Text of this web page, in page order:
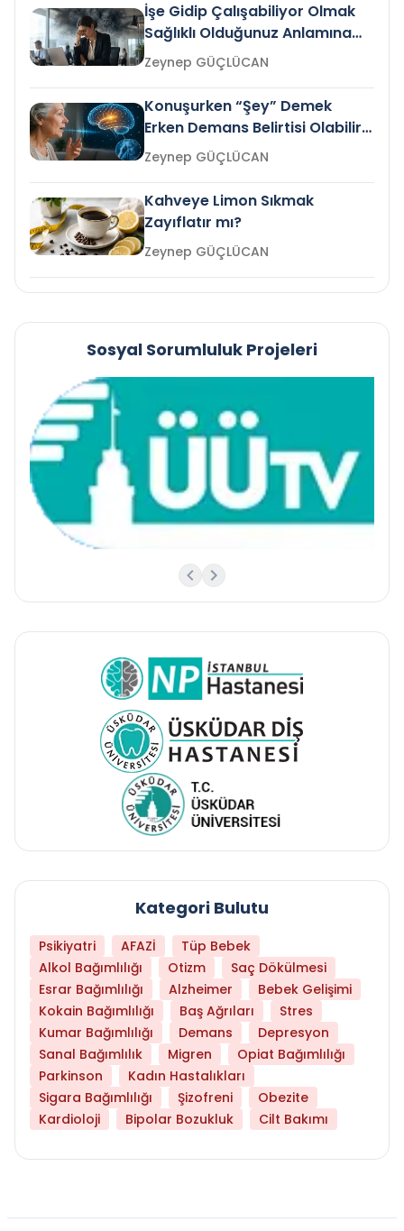
İşe Gidip Çalışabiliyor Olmak
Sağlıklı Olduğunuz Anlamına
Gelir mi?Zeynep GÜÇLÜCAN
Konuşurken “Şey” Demek
Erken Demans Belirtisi Olabilir
mi?
Zeynep GÜÇLÜCAN
Kahveye Limon Sıkmak
Zayıflatır mı?
Zeynep GÜÇLÜCAN
Sosyal Sorumluluk Projeleri
Kategori Bulutu
Psikiyatri AFAZİ
Tüp Bebek
Alkol Bağımlılığı
Otizm
Saç Dökülmesi
Esrar Bağımlılığı
Alzheimer
Bebek Gelişimi
Kokain Bağımlılığı
Baş Ağrıları
Stres
Kumar Bağımlılığı
Demans
Depresyon
Sanal Bağımlılık
Migren
Opiat Bağımlılığı
Parkinson
Kadın Hastalıkları
Sigara Bağımlılığı
Şizofreni
Obezite
Kardioloji
Bipolar Bozukluk Cilt Bakımı